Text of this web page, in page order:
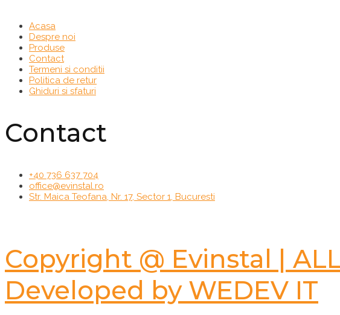
Acasa
Despre noi
Produse
Contact
Termeni si conditii
Politica de retur
Ghiduri si sfaturi
Contact
+40 736 637 704
office@evinstal.ro
Str. Maica Teofana, Nr. 17, Sector 1, Bucuresti
Copyright @ Evinstal |
Developed by WEDEV IT